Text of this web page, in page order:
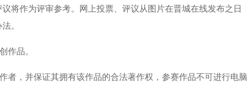
将作为评审参考。网上投票、评议从图片在晋城在线发布之日
。
作品。
者，并保证其拥有该作品的合法著作权，参赛作品不可进行电脑